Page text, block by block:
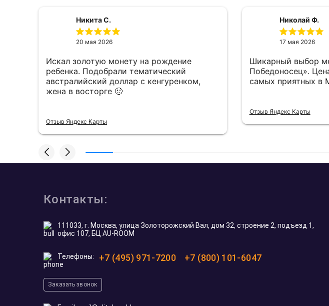
Никита С.
20 мая 2026
Искал золотую монету на рождение
ребенка. Подобрали тематический
австралийский доллар с кенгуренком,
жена в восторге 🙂
Отзыв Яндекс Карты
Николай Ф.
17 мая 2026
Шикарный выбор
Победоносец».
самых приятных в
Отзыв Яндекс Карты
Контакты:
111033, г. Москва, улица Золоторожский Вал, дом 32, строение 2, подъезд 1,
офис 107, БЦ AU-ROOM
Телефоны: +7 (495) 971-7200 +7 (800) 101-6047
Заказать звонок